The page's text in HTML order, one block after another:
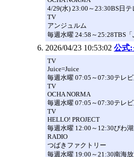
4/29(水) 23:00～23:30BS日
TV
アンジュルム
毎週水曜 24:58～25:28TBS
2026/04/23 10:53:02 公式:
TV
Juice=Juice
毎週水曜 07:05～07:30テレ
TV
OCHA NORMA
毎週水曜 07:05～07:30テレ
TV
HELLO! PROJECT
毎週水曜 12:00～12:30びわ
RADIO
つばきファクトリー
毎週水曜 19:00～21:30南海